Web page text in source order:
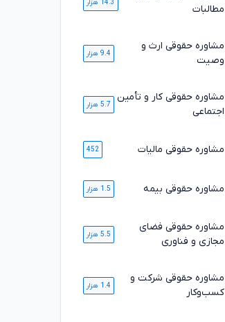
مطالبات
14.3 هزار
مشاوره حقوقی ارث و
وصیت
9.4 هزار
مشاوره حقوقی کار و تأمین
اجتماعی
5.7 هزار
مشاوره حقوقی مالیات 452
مشاوره حقوقی بیمه 1.5 هزار
مشاوره حقوقی فضای
مجازی و فناوری
5.5 هزار
مشاوره حقوقی شرکت و
کسب‌وکار
1.4 هزار